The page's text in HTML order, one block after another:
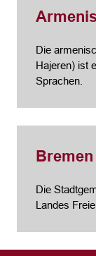
Die
Hajeren) ist
Sprachen.
Bremen
Die
Landes